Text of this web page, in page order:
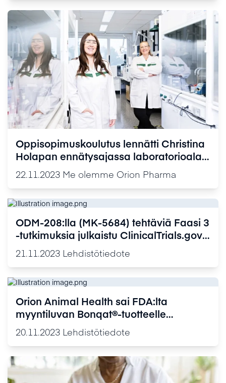
Oppisopimuskoulutus lennätti Christina
Holapan ennätysajassa laboratorioalan
ammattilaiseksi
22.11.2023 Me olemme Orion Pharma
ODM-208:lla (MK-5684) tehtäviä Faasi 3
-tutkimuksia julkaistu ClinicalTrials.gov-
tietokannassa
21.11.2023 Lehdistötiedote
Orion Animal Health sai FDA:lta
myyntiluvan Bonqat®-tuotteelle
(pregabaliini oraaliliuos)
20.11.2023 Lehdistötiedote